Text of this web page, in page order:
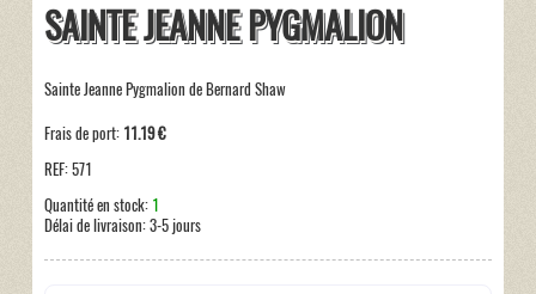
SAINTE JEANNE PYGMALION
Sainte Jeanne Pygmalion de Bernard Shaw
Frais de port: 11.19 €
REF:571
Quantité en stock: 1
Délai de livraison:3-5 jours